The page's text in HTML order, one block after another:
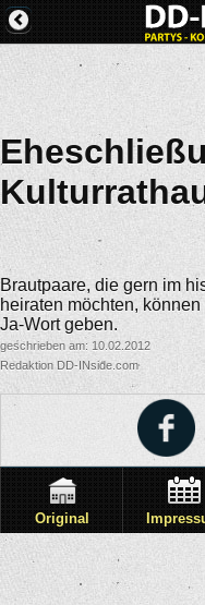
Brautpaare, die gern im
heiraten möchten,
Ja-Wort geben.
geschrieben am: 10.02.2012
Redaktion DD-INside.com
Original